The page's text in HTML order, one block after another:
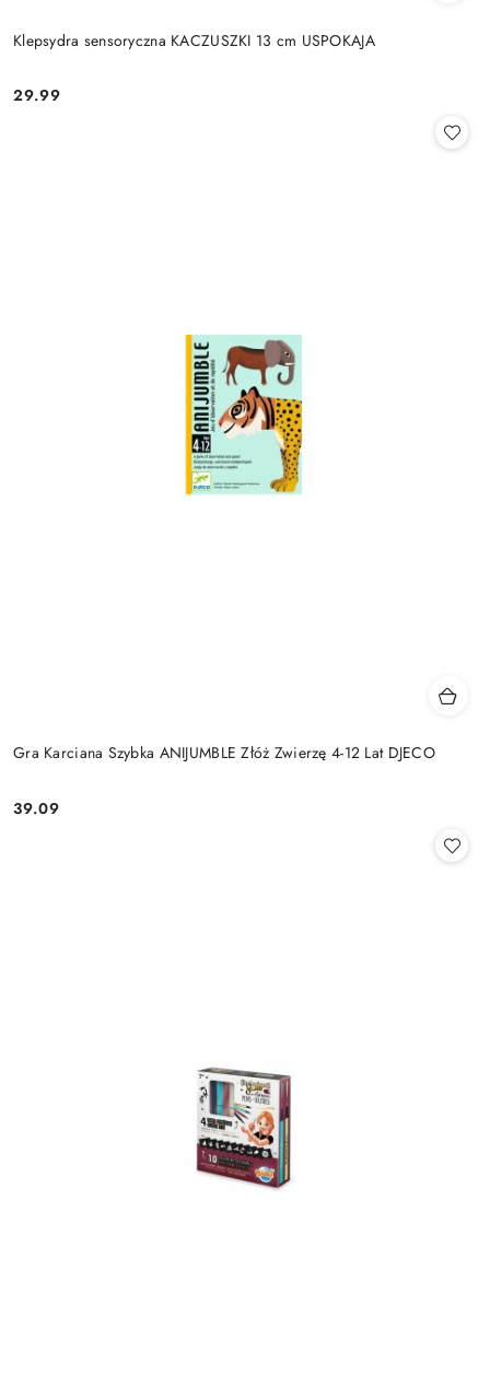
Klepsydra sensoryczna KACZUSZKI 13 cm USPOKAJA
Cena:
29.99
Gra Karciana Szybka ANIJUMBLE Złóż Zwierzę 4-12 Lat DJECO
Cena:
39.09